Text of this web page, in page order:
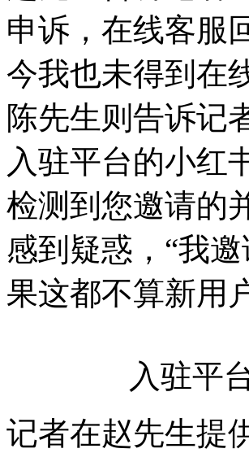
申诉，在线客服
今我也未得到在
陈先生则告诉记
入驻平台的小红
检测到您邀请的
感到疑惑，“我
果这都不算新用
入驻平
记者在赵先生提